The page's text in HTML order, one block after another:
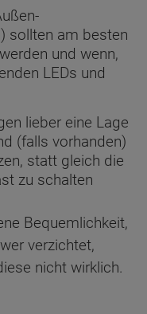
sollten am besten
und wenn,
LEDs und
lieber eine Lage
(falls vorhanden)
statt gleich die
zu schalten
Bequemlichkeit,
verzichtet,
nicht wirklich.